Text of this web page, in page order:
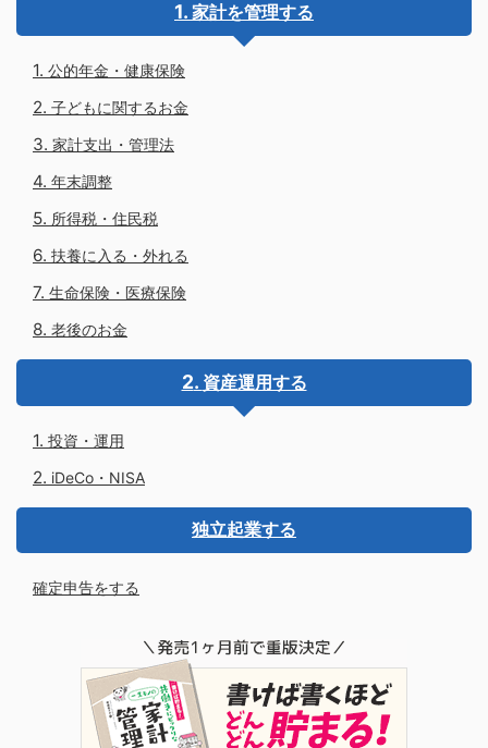
家計を管理する
公的年金・健康保険
子どもに関するお金
家計支出・管理法
年末調整
所得税・住民税
扶養に入る・外れる
生命保険・医療保険
老後のお金
資産運用する
投資・運用
iDeCo・NISA
独立起業する
確定申告をする